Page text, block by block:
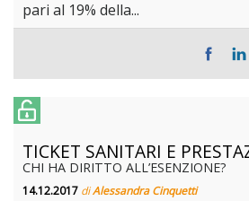
pari al 19% della...
TICKET SANITARI E
CHI HA DIRITTO ALL’ESENZIONE?
14.12.2017 diAlessandra Cinquetti